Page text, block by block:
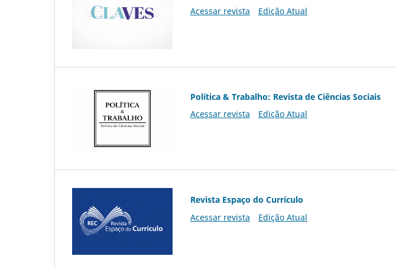
Acessar revista
Edição Atual
Política & Trabalho: Revista de Ciências Sociais
Acessar revista
Edição Atual
Revista Espaço do Currículo
Acessar revista
Edição Atual